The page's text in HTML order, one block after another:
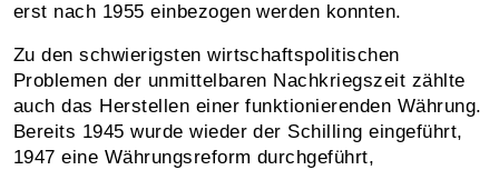
erst nach 1955 einbezogen werden konnten.
Zu den schwierigsten wirtschafts­politischen
Problemen der unmittelbaren Nachkriegszeit zählte
auch das Herstellen einer funktionierenden Währung.
Bereits 1945 wurde wieder der Schilling eingeführt,
1947 eine Währungsreform durchgeführt,